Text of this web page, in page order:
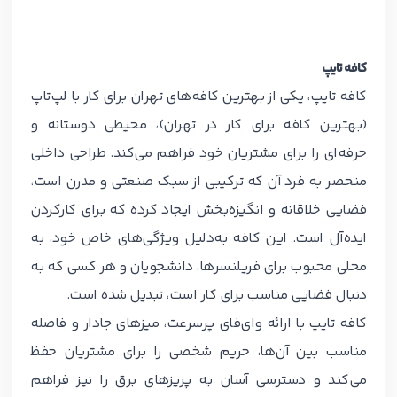
کافه تایپ
کافه تایپ، یکی از بهترین کافه‌های تهران برای کار با لپ‌تاپ
(بهترین کافه برای کار در تهران)، محیطی دوستانه و
حرفه‌ای را برای مشتریان خود فراهم می‌کند. طراحی داخلی
منحصر به فرد آن که ترکیبی از سبک صنعتی و مدرن است،
فضایی خلاقانه و انگیزه‌بخش ایجاد کرده که برای کارکردن
ایده‌آل است. این کافه به‌دلیل ویژگی‌های خاص خود، به
محلی محبوب برای فریلنسرها، دانشجویان و هر کسی که به
دنبال فضایی مناسب برای کار است، تبدیل شده است.
کافه تایپ با ارائه وای‌فای پرسرعت، میزهای جادار و فاصله
مناسب بین آن‌ها، حریم شخصی را برای مشتریان حفظ
می‌کند و دسترسی آسان به پریزهای برق را نیز فراهم